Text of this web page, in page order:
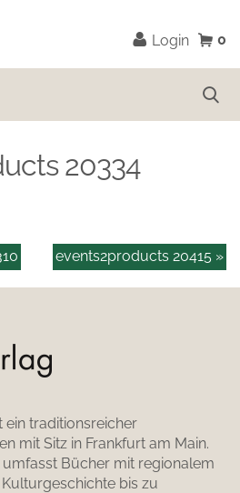
Login 0
20334
events2products 20415 »
ein traditionsreicher
mit Sitz in Frankfurt am Main.
Bücher mit regionalem
bis zu